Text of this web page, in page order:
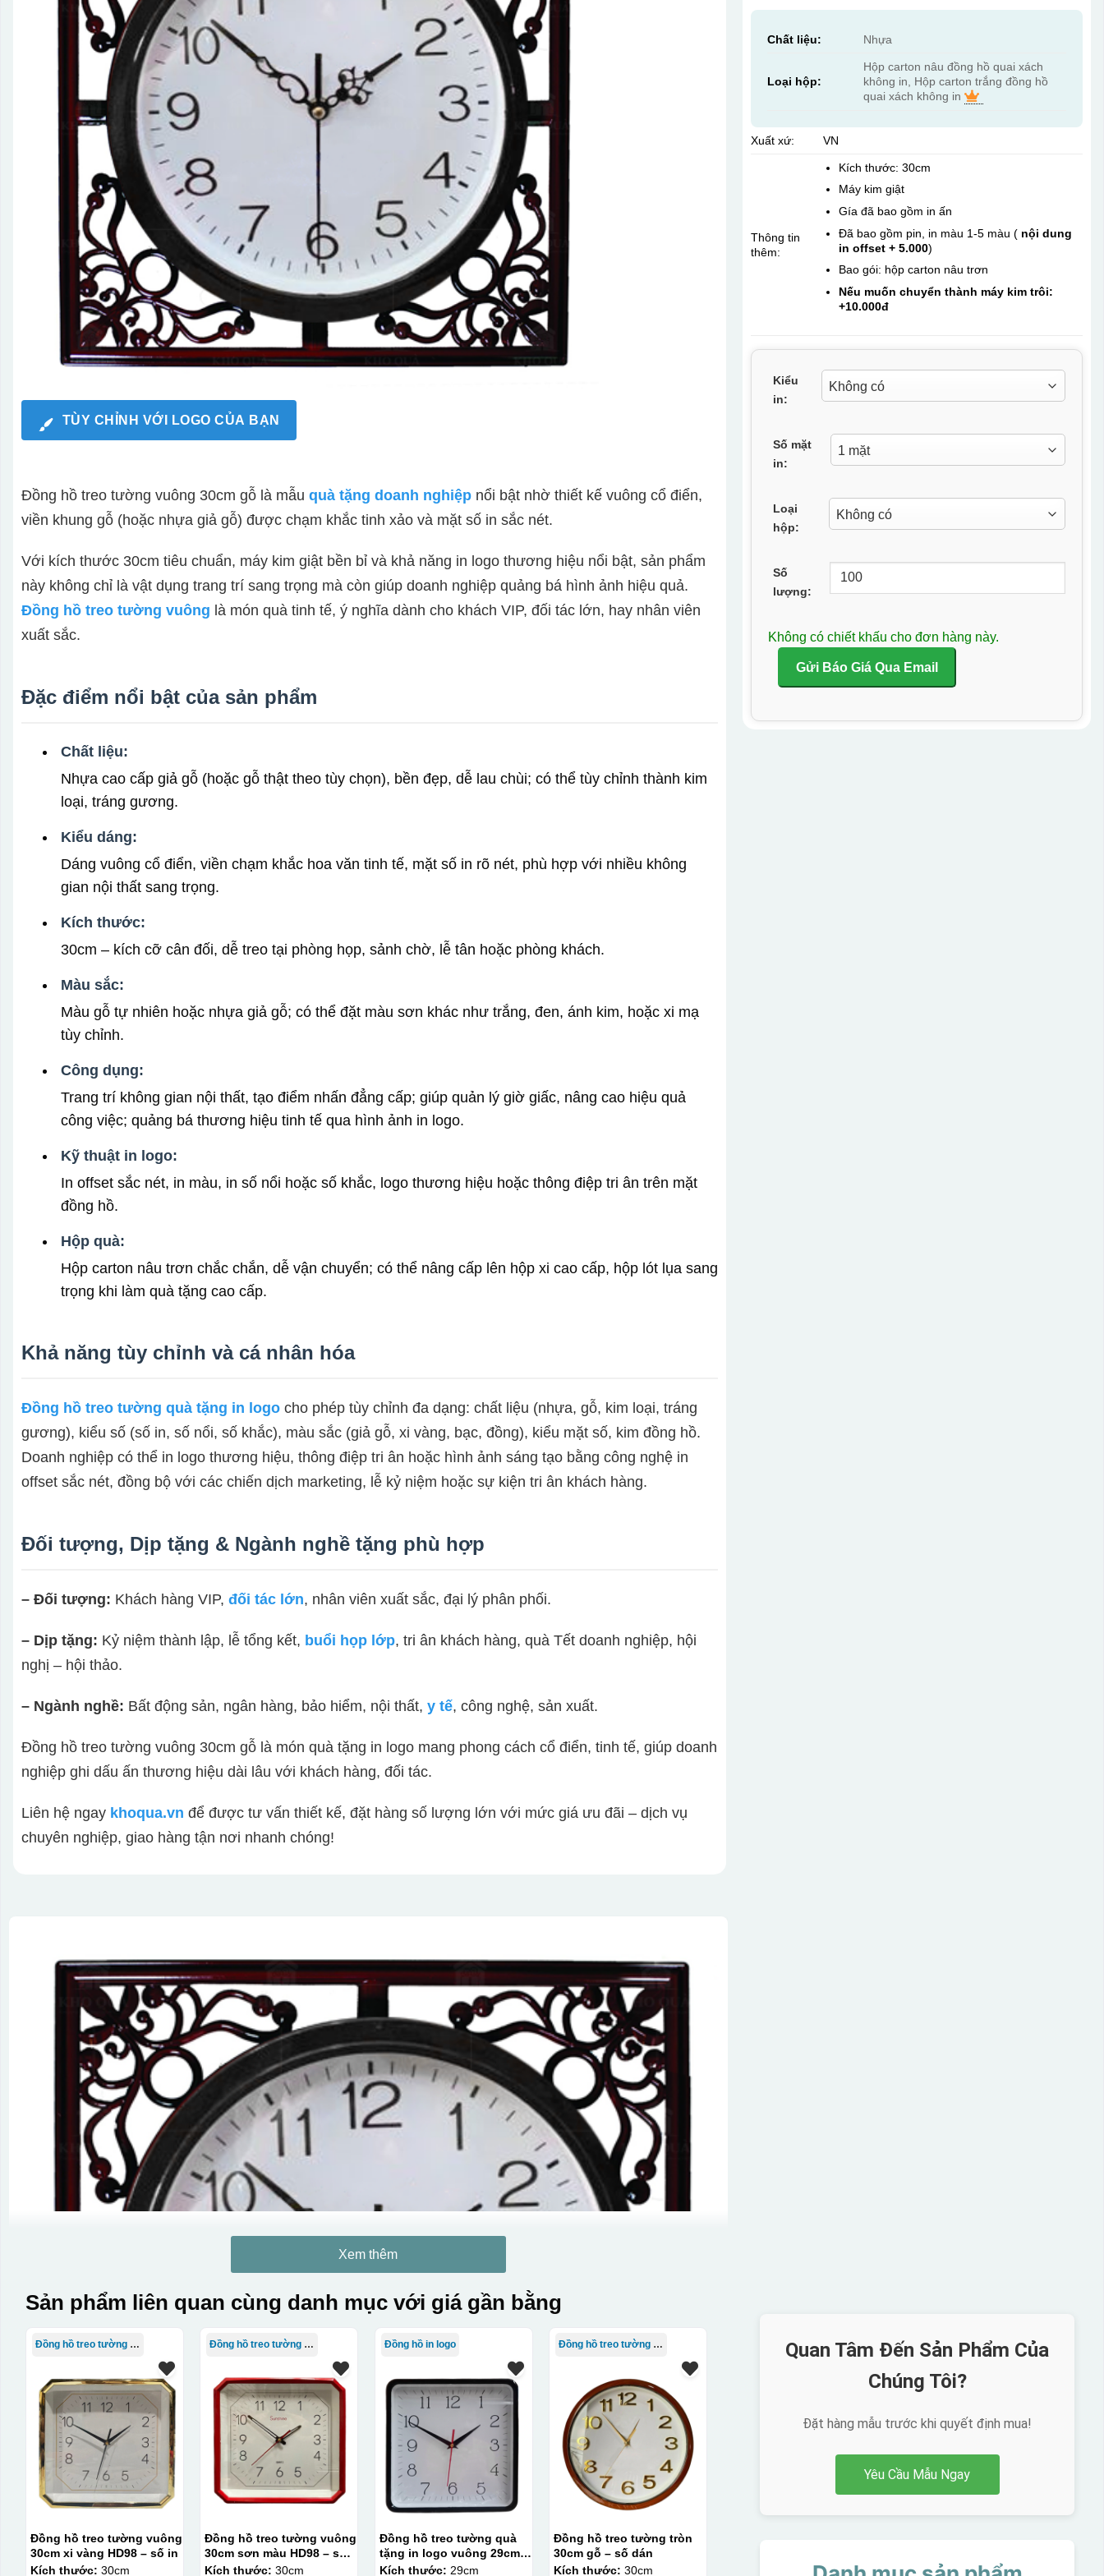
TÙY CHỈNH VỚI LOGO CỦA BẠN
Đồng hồ treo tường vuông 30cm gỗ là mẫu quà tặng doanh nghiệpnổi bật nhờ thiết kế vuông cổ điển,
viền khung gỗ (hoặc nhựa giả gỗ) được chạm khắc tinh xảo và mặt số in sắc nét.
Với kích thước 30cm tiêu chuẩn, máy kim giật bền bỉ và khả năng in logo thương hiệu nổi bật, sản phẩm
này không chỉ là vật dụng trang trí sang trọng mà còn giúp doanh nghiệp quảng bá hình ảnh hiệu quả.
Đồng hồ treo tường vuông là món quà tinh tế, ý nghĩa dành cho khách VIP, đối tác lớn, hay nhân viên
xuất sắc.
Đặc điểm nổi bật của sản phẩm
Chất liệu:
Nhựa cao cấp giả gỗ (hoặc gỗ thật theo tùy chọn), bền đẹp, dễ lau chùi; có thể tùy chỉnh thành kim
loại, tráng gương.
Kiểu dáng:
Dáng vuông cổ điển, viền chạm khắc hoa văn tinh tế, mặt số in rõ nét, phù hợp với nhiều không
gian nội thất sang trọng.
Kích thước:
30cm – kích cỡ cân đối, dễ treo tại phòng họp, sảnh chờ, lễ tân hoặc phòng khách.
Màu sắc:
Màu gỗ tự nhiên hoặc nhựa giả gỗ; có thể đặt màu sơn khác như trắng, đen, ánh kim, hoặc xi mạ
tùy chỉnh.
Công dụng:
Trang trí không gian nội thất, tạo điểm nhấn đẳng cấp; giúp quản lý giờ giấc, nâng cao hiệu quả
công việc; quảng bá thương hiệu tinh tế qua hình ảnh in logo.
Kỹ thuật in logo:
In offset sắc nét, in màu, in số nổi hoặc số khắc, logo thương hiệu hoặc thông điệp tri ân trên mặt
đồng hồ.
Hộp quà:
Hộp carton nâu trơn chắc chắn, dễ vận chuyển; có thể nâng cấp lên hộp xi cao cấp, hộp lót lụa sang
trọng khi làm quà tặng cao cấp.
Khả năng tùy chỉnh và cá nhân hóa
Đồng hồ treo tường quà tặng in logocho phép tùy chỉnh đa dạng: chất liệu (nhựa, gỗ, kim loại, tráng
gương), kiểu số (số in, số nổi, số khắc), màu sắc (giả gỗ, xi vàng, bạc, đồng), kiểu mặt số, kim đồng hồ.
Doanh nghiệp có thể in logo thương hiệu, thông điệp tri ân hoặc hình ảnh sáng tạo bằng công nghệ in
offset sắc nét, đồng bộ với các chiến dịch marketing, lễ kỷ niệm hoặc sự kiện tri ân khách hàng.
Đối tượng, Dịp tặng & Ngành nghề tặng phù hợp
– Đối tượng: Khách hàng VIP, đối tác lớn, nhân viên xuất sắc, đại lý phân phối.
– Dịp tặng: Kỷ niệm thành lập, lễ tổng kết, buổi họp lớp, tri ân khách hàng, quà Tết doanh nghiệp, hội
nghị – hội thảo.
– Ngành nghề: Bất động sản, ngân hàng, bảo hiểm, nội thất, y tế, công nghệ, sản xuất.
Đồng hồ treo tường vuông 30cm gỗ là món quà tặng in logo mang phong cách cổ điển, tinh tế, giúp doanh
nghiệp ghi dấu ấn thương hiệu dài lâu với khách hàng, đối tác.
Liên hệ ngay khoqua.vn để được tư vấn thiết kế, đặt hàng số lượng lớn với mức giá ưu đãi – dịch vụ
chuyên nghiệp, giao hàng tận nơi nhanh chóng!
Chất liệu: Nhựa
Loại hộp:
Hộp carton nâu đồng hồ quai xách
không in, Hộp carton trắng đồng hồ
quai xách không in
Xuất xứ: VN
Thông tin
thêm:
Kích thước: 30cm
Máy kim giật
Gía đã bao gồm in ấn
Đã bao gồm pin, in màu 1-5 màu ( nội dung
in offset + 5.000)
Bao gói: hộp carton nâu trơn
Nếu muốn chuyển thành máy kim trôi:
+10.000đ
Kiểu
in:
Số mặt
in:
Loại
hộp:
Số
lượng:
Không có chiết khấu cho đơn hàng này.
Gửi Báo Giá Qua Email
Xem thêm
Sản phẩm liên quan cùng danh mục với giá gần bằng
Đồng hồ treo tường giá rẻ
Đồng hồ treo tường vuông
30cm xi vàng HD98 – số in
Kích thước: 30cm
Đồng hồ treo tường giá rẻ
Đồng hồ treo tường vuông
30cm sơn màu HD98 – số
in
Kích thước: 30cm
Đồng hồ in logo
Đồng hồ treo tường quà
tặng in logo vuông 29cm
sơn màu số in KQ-DH08
Kích thước: 29cm
Đồng hồ treo tường giá rẻ
Đồng hồ treo tường tròn
30cm gỗ – số dán
Kích thước: 30cm
Quan Tâm Đến Sản Phẩm Của
Chúng Tôi?
Đặt hàng mẫu trước khi quyết định mua!
Yêu Cầu Mẫu Ngay